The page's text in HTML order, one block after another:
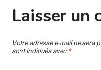
Laisser un
Votre adresse e-mail ne sera
sont indiqués avec *